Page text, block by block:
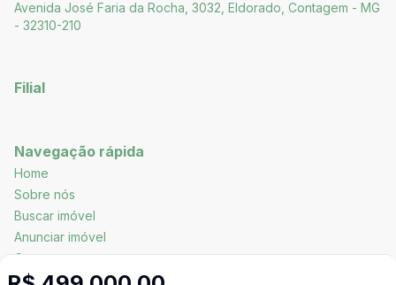
Avenida José Faria da Rocha, 3032, Eldorado, Contagem - MG
- 32310-210
Filial
Navegação rápida
Home
Sobre nós
Buscar imóvel
Anunciar imóvel
Contato